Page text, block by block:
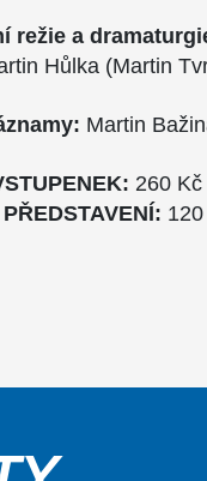
režie a
Hůlka (Martin
Martin
260 Kč